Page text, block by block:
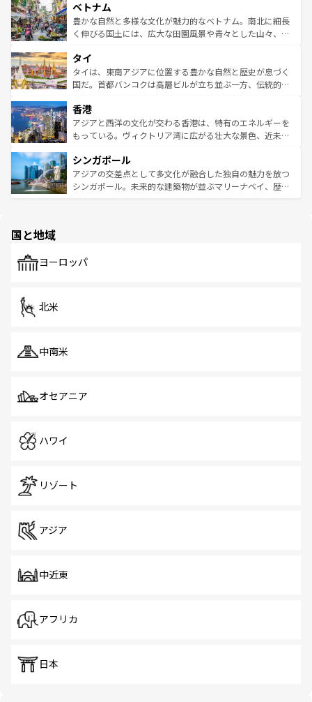
参照してほしい。
容にもいいと評判のスイーツなど、バラエティ豊かな料理
が味わえる。 なお、新着の台湾情報は コンテンツ一覧を参
照してほしい。
き、地方に足を延ばせば四季折々の自然美を楽しむことが
できる。そして、キムチや焼肉、絶品のストリートフード
まで、さまざまな韓国料理が待っている。夜には、韓国な
リティに包まれながら、韓国の多彩な魅力を心ゆくまで味
わってみてほしい。 なお、新着の韓国情報はコンテンツ一
覧を参照してほしい。
ベトナム
豊かな自然と多様な文化が魅力的なベトナム。南北に細長
く伸びる国土には、広大な田園風景や青々とした山々、世
急速な発展と共に伝統が息づく。ハノイの古い町並みやホ
ーチミン市のフランス統治時代の建物も、独特の雰囲気を
醸し出している。また、バラエティの豊かさとおいしさで
とつ。フォーやバインミー、ベトナムコーヒーなどは、ぜ
ひ現地で味わいたい。どの地域を訪れてもあたたかい人々
が旅行者を迎えてくれるので、きっと忘れられない旅にな
参照してほしい。
タイ
タイは、東南アジアに位置する豊かな自然と歴史が息づく
国だ。首都バンコクは高層ビルが立ち並ぶ一方、伝統的な
の活気が交差している。北部ではチェンマイなどの山岳地
帯で自然と触れ合い、南部ではプーケットやクラビの美し
いビーチでリゾート気分を楽しむことができる。タイ料理
激する。気候は一年中温暖で、どの季節にも異なる楽しみ
が待っている。親しみやすいタイの人々、仏教を中心とし
た文化、そして多様な観光資源が、訪れる旅人を魅了し続
香港
アジアと西洋の文化が交わる香港は、特有のエネルギーを
もっている。ヴィクトリア湾に広がる壮大な景色、近未来
み、どこを訪れても感動するはず。観光スポットが密集し
ており、効率よく見どころを回れるのも魅力。息をのむよ
うな絶景から文化的な体験まで、香港を存分に楽しみ尽く
シンガポール
アジアの交差点として多文化が融合した独自の魅力を放つ
シンガポール。未来的な建築物が並ぶマリーナベイ、歴史
で、ホーカーズは地元の風情を楽しめる外せないスポット
国と地域
ヨーロッパ
北米
中南米
オセアニア
ハワイ
リゾート
アジア
中近東
アフリカ
日本